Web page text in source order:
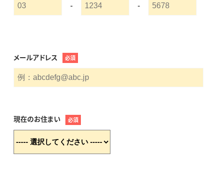
- -
メールアドレス 必須
現在のお住まい 必須